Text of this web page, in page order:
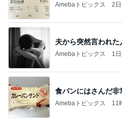
Amebaトピックス 2
夫から突然言われた
Amebaトピックス 1
食パンにはさんだ非
Amebaトピックス 11